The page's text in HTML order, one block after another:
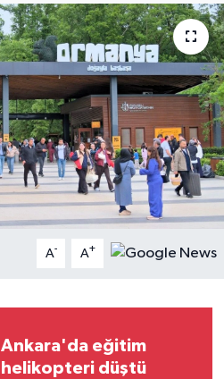
A- A+
Ankara'da eğitim
helikopteri düştü